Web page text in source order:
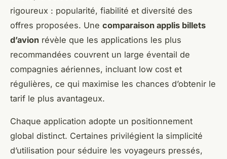
rigoureux : popularité, fiabilité et diversité des
offres proposées. Une comparaison applis billets
d’avion révèle que les applications les plus
recommandées couvrent un large éventail de
compagnies aériennes, incluant low cost et
régulières, ce qui maximise les chances d’obtenir le
tarif le plus avantageux.
Chaque application adopte un positionnement
global distinct. Certaines privilégient la simplicité
d’utilisation pour séduire les voyageurs pressés,